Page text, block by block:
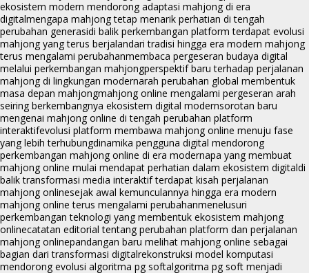
ekosistem modern mendorong adaptasi mahjong di era
digitalmengapa mahjong tetap menarik perhatian di tengah
perubahan generasidi balik perkembangan platform terdapat evolusi
mahjong yang terus berjalandari tradisi hingga era modern mahjong
terus mengalami perubahanmembaca pergeseran budaya digital
melalui perkembangan mahjongperspektif baru terhadap perjalanan
mahjong di lingkungan modernarah perubahan global membentuk
masa depan mahjongmahjong online mengalami pergeseran arah
seiring berkembangnya ekosistem digital modernsorotan baru
mengenai mahjong online di tengah perubahan platform
interaktifevolusi platform membawa mahjong online menuju fase
yang lebih terhubungdinamika pengguna digital mendorong
perkembangan mahjong online di era modernapa yang membuat
mahjong online mulai mendapat perhatian dalam ekosistem digitaldi
balik transformasi media interaktif terdapat kisah perjalanan
mahjong onlinesejak awal kemunculannya hingga era modern
mahjong online terus mengalami perubahanmenelusuri
perkembangan teknologi yang membentuk ekosistem mahjong
onlinecatatan editorial tentang perubahan platform dan perjalanan
mahjong onlinepandangan baru melihat mahjong online sebagai
bagian dari transformasi digitalrekonstruksi model komputasi
mendorong evolusi algoritma pg softalgoritma pg soft menjadi